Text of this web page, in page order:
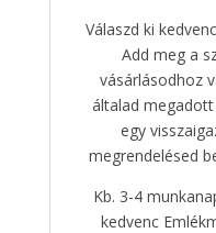
Válaszd ki
Add meg a
vásárlásodhoz
általad
egy
megrendelésed
Kb. 3-4
kedvenc